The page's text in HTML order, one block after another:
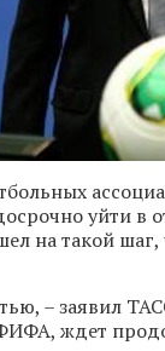
уйти в
на такой шаг,
– заявил
ФИФА, ждет